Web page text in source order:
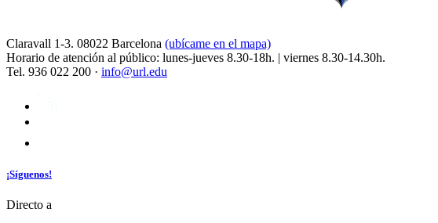
Claravall 1-3. 08022 Barcelona (ubícame en el mapa)
Horario de atención al público: lunes-jueves 8.30-18h. | viernes 8.30-14.30h.
Tel. 936 022 200 · info@url.edu
¡Síguenos!
Directo a